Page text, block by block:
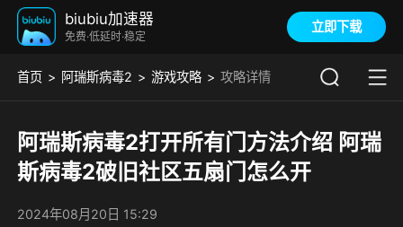
biubiu加速器
免费·低延时·稳定
立即下载
首页 阿瑞斯病毒2 游戏攻略 攻略详情
阿瑞斯病毒2打开所有门方法介绍 阿瑞
斯病毒2破旧社区五扇门怎么开
2024年08月20日 15:29